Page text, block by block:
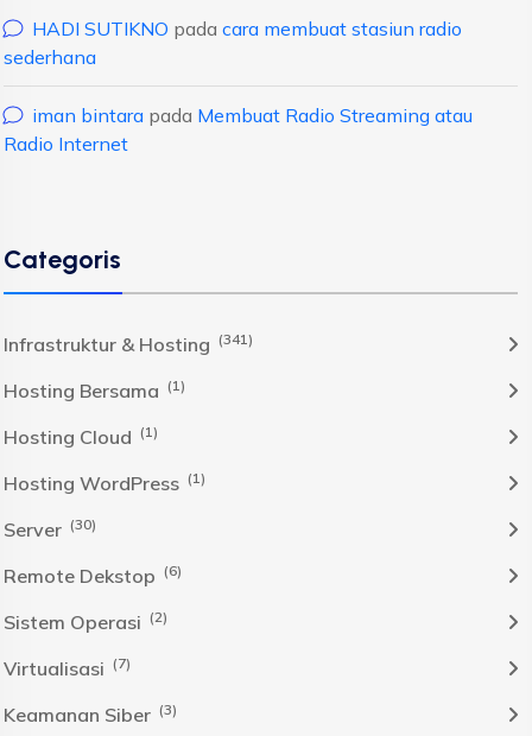
HADI SUTIKNO pada cara membuat stasiun radio
sederhana
iman bintara pada Membuat Radio Streaming atau
Radio Internet
Categoris
Infrastruktur & Hosting (341)
Hosting Bersama (1)
Hosting Cloud (1)
Hosting WordPress (1)
Server (30)
Remote Dekstop (6)
Sistem Operasi (2)
Virtualisasi (7)
Keamanan Siber (3)